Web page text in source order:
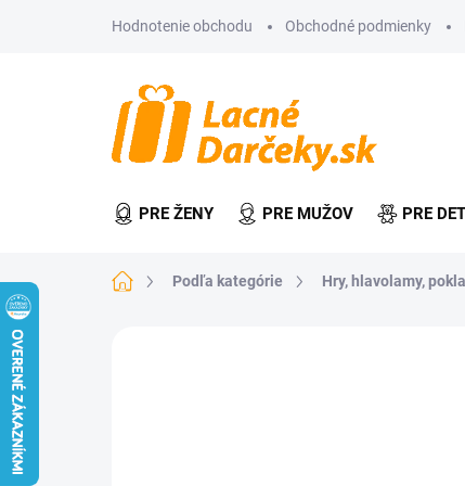
Hodnotenie obchodu Obchodné podmienky
PRE ŽENY PRE MUŽOV PRE
DomovPodľa kategórie Hry, hlavolamy,